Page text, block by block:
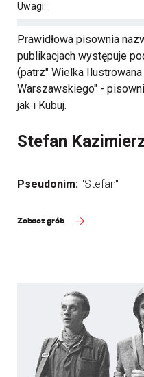
Uwagi:
Prawidłowa pisownia
publikacjach występuje
(patrz" Wielka
Warszawskiego" -
jak i Kubuj.
Stefan
Pseudonim: "Stefan"
Zobacz grób